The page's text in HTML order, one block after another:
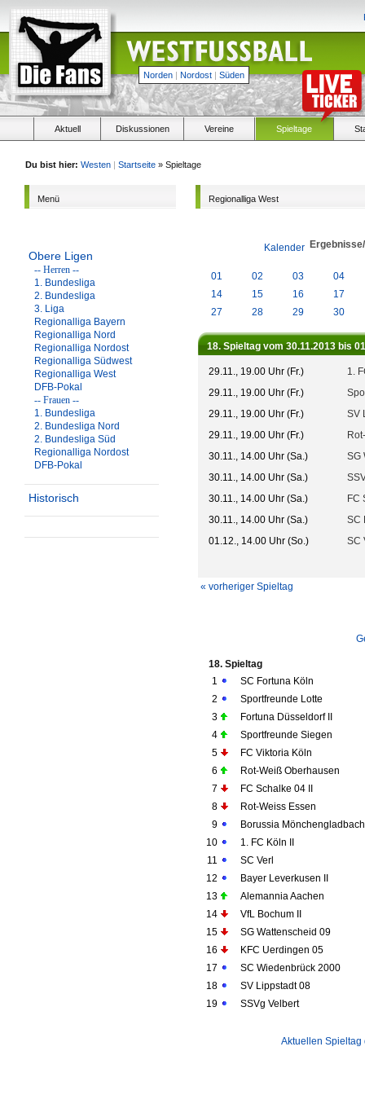
Norden | Nordost | Süden
Aktuell Diskussionen Vereine Spieltage
Du bist hier: Westen | Startseite » Spieltage
Menü
Obere Ligen
-- Herren --
1. Bundesliga
2. Bundesliga
3. Liga
Regionalliga Bayern
Regionalliga Nord
Regionalliga Nordost
Regionalliga Südwest
Regionalliga West
DFB-Pokal
-- Frauen --
1. Bundesliga
2. Bundesliga Nord
2. Bundesliga Süd
Regionalliga Nordost
DFB-Pokal
Historisch
Regionalliga West
Kalender
01 02 03
04
14
15 16
17
27
28 29 30
18. Spieltag vom 30.11.2013 bis
29.11., 19.00 Uhr (Fr.)
1.
29.11., 19.00 Uhr (Fr.)
29.11., 19.00 Uhr (Fr.)
SV
29.11., 19.00 Uhr (Fr.)
30.11., 14.00 Uhr (Sa.)
SG
30.11., 14.00 Uhr (Sa.)
30.11., 14.00 Uhr (Sa.)
FC
30.11., 14.00 Uhr (Sa.)
SC
01.12., 14.00 Uhr (So.)
SC
« vorheriger Spieltag
18. Spieltag
1
SC Fortuna Köln
2
Sportfreunde Lotte
3
Fortuna Düsseldorf II
4
Sportfreunde Siegen
5
FC Viktoria Köln
6
Rot-Weiß Oberhausen
7
FC Schalke 04 II
8
Rot-Weiss Essen
9
Borussia
10
1. FC Köln II
11
SC Verl
12
Bayer Leverkusen II
13
Alemannia Aachen
14
VfL Bochum II
15
SG Wattenscheid 09
16
KFC Uerdingen 05
17
SC Wiedenbrück 2000
18
SV Lippstadt 08
19
SSVg Velbert
Aktuellen Spieltag